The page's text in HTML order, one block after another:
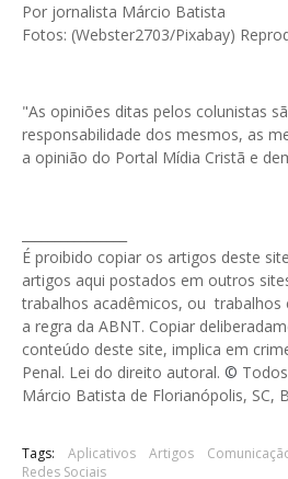
Por jornalista Márcio Batista
Fotos: (Webster2703/Pixabay)
"As opiniões ditas pelos colunistas
responsabilidade dos mesmos, as
a opinião do Portal Mídia Cristã e
É proibido copiar os artigos deste
artigos aqui postados em outros
trabalhos acadêmicos, ou trabalhos
a regra da ABNT. Copiar
conteúdo deste site, implica em
Penal. Lei do direito autoral. ©
Márcio Batista de Florianópolis, SC,
Tags: Aplicativos Artigos
Redes Sociais